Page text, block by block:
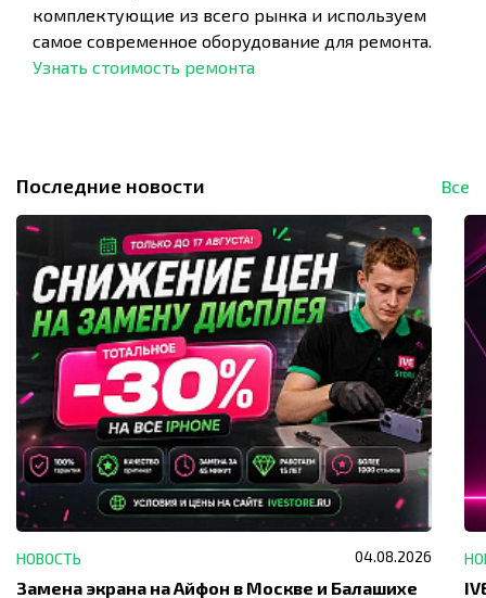
комплектующие из всего рынка и используем
самое современное оборудование для ремонта.
Узнать стоимость ремонта
Последние новости Все
НОВОСТЬ 04.08.2026
Замена экрана на Айфон в Москве и Балашихе